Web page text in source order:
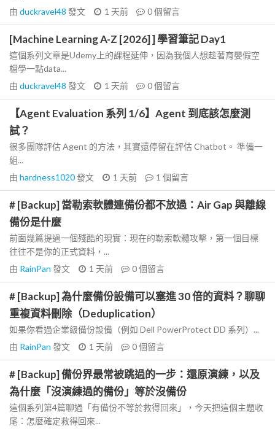
由 duckravel48 發文 1 天前 0個留言
[Machine Learning A-Z [2026] ] 學習筆記 Day1
這個系列文章是Udemy上的課程延伸，因為我個人想趁著育嬰假空
檔學一點data...
由 duckravel48 發文 1 天前 0個留言
【Agent Evaluation 系列 1/6】Agent 到底該怎麼測
試？
很多團隊評估 Agent 的方法，其實還停留在評估 Chatbot。 準備一
組...
由 hardness1020發文 1 天前 1 個留言
# [Backup] 當勒索軟體連備份都不放過：Air Gap 與離線
備份是什麼
前面幾篇提過一個殘酷的現實：現在的勒索軟體攻擊，第一個目標
往往不是你的正式資料，...
由 RainPan 發文 1 天前 0個留言
# [Backup] 為什麼備份設備可以塞進 30 倍的資料？聊聊
重複資料刪除（Deduplication）
如果你看過企業級備份設備（例如 Dell PowerProtect DD 系列）...
由 RainPan 發文 1 天前 0個留言
# [Backup] 備份界最常被跳過的一步：還原演練，以及
為什麼「沒演練過的備份」等於沒備份
這個系列第4篇聊過「有備份不等於救得回來」，今天把這個主題收
尾：怎麼確定救得回來...